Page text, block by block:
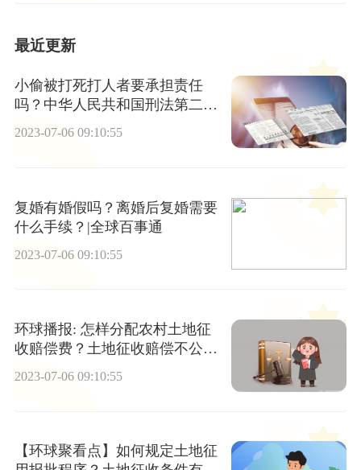
最近更新
小偷被打死打人者要承担责任
吗？中华人民共和国刑法第二十
条的内容是什么？
2023-07-06 09:10:55
复婚有婚假吗？离婚后复婚需要
什么手续？|全球百事通
2023-07-06 09:10:55
环球播报: 怎样分配农村土地征
收赔偿费？土地征收赔偿不公怎
么维权？
2023-07-06 09:10:55
【环球聚看点】如何规定土地征